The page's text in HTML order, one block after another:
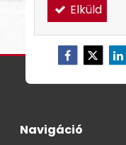
Elküld
Navigáció